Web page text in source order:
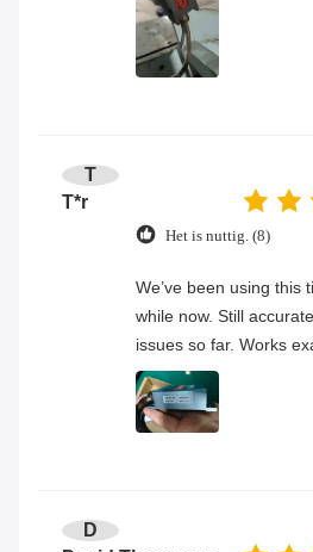
T
T*r
Het is nuttig. (8)
We’ve been using this
while now. Still
issues so far. Works
D